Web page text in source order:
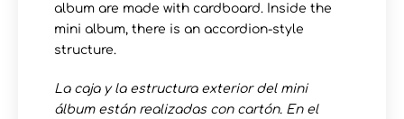
album are made with cardboard. Inside the
mini album, there is an accordion-style
structure.
La caja y la estructura exterior del mini
álbum están realizadas con cartón. En el